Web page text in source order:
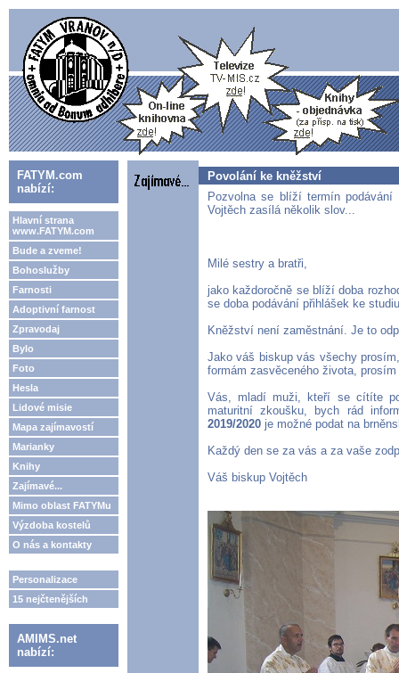
FATYM.com
nabízí:
Hlavní strana
www.FATYM.com
Bude a zveme!
Bohoslužby
Farnosti
Adoptivní farnost
Zpravodaj
Bylo
Foto
Hesla
Lidové misie
Mapa zajímavostí
Marianky
Knihy
Zajímavé...
Mimo oblast FATYMu
Výzdoba kostelů
O nás a kontakty
Personalizace
15 nejčtenějších
AMIMS.net
nabízí:
Povolání ke kněžství
Pozvolna se blíží termín
Vojtěch zasílá několik slov...
Milé sestry a bratři,
jako každoročně se blíží doba
se doba podávání přihlášek ke
Kněžství není zaměstnání. Je to
Jako váš biskup vás všechy
formám zasvěceného života,
Vás, mladí muži, kteří se cítíte
maturitní zkoušku, bych rád
2019/2020 je možné podat na
Každý den se za vás a za vaše
Váš biskup Vojtěch